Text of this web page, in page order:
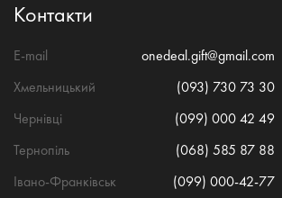
Контакти
E-mail
onedeal.gift@gmail.com
Хмельницький
(093) 730 73 30
Чернівці
(099) 000 42 49
Тернопіль
(068) 585 87 88
Івано-Франківськ
(099) 000-42-77